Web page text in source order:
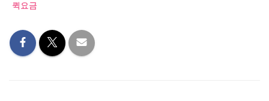
퀵요금